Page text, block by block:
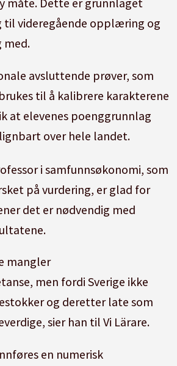
til videregående opplæring og
med.
avsluttende prøver, som
til å kalibrere karakterene
at elevenes poenggrunnlag
over hele landet.
i samfunnsøkonomi, som
på vurdering, er glad for
det er nødvendig med
mangler
men fordi Sverige ikke
og deretter late som
sier han til Vi Lärare.
en numerisk